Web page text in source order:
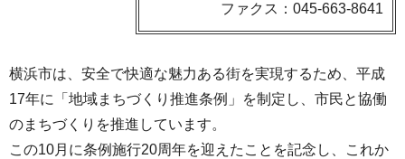
ファクス：045-663-8641
横浜市は、安全で快適な魅力ある街を実現するため、平成
17年に「地域まちづくり推進条例」を制定し、市民と協働
のまちづくりを推進しています。
この10月に条例施行20周年を迎えたことを記念し、これか